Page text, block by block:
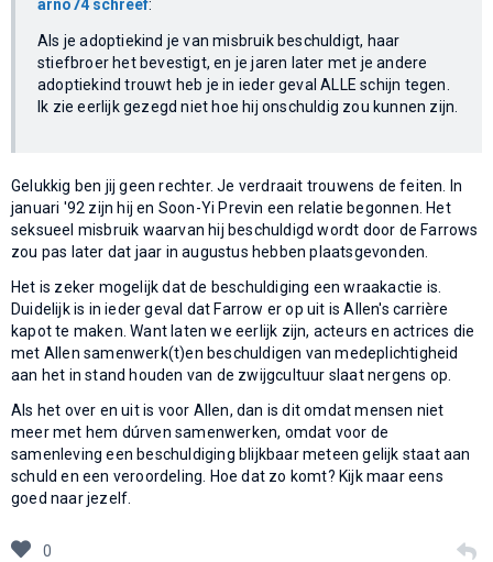
arno74 schreef:
Als je adoptiekind je van misbruik beschuldigt, haar
stiefbroer het bevestigt, en je jaren later met je andere
adoptiekind trouwt heb je in ieder geval ALLE schijn tegen.
Ik zie eerlijk gezegd niet hoe hij onschuldig zou kunnen zijn.
Gelukkig ben jij geen rechter. Je verdraait trouwens de feiten. In
januari '92 zijn hij en Soon-Yi Previn een relatie begonnen. Het
seksueel misbruik waarvan hij beschuldigd wordt door de Farrows
zou pas later dat jaar in augustus hebben plaatsgevonden.
Het is zeker mogelijk dat de beschuldiging een wraakactie is.
Duidelijk is in ieder geval dat Farrow er op uit is Allen's carrière
kapot te maken. Want laten we eerlijk zijn, acteurs en actrices die
met Allen samenwerk(t)en beschuldigen van medeplichtigheid
aan het in stand houden van de zwijgcultuur slaat nergens op.
Als het over en uit is voor Allen, dan is dit omdat mensen niet
meer met hem dúrven samenwerken, omdat voor de
samenleving een beschuldiging blijkbaar meteen gelijk staat aan
schuld en een veroordeling. Hoe dat zo komt? Kijk maar eens
goed naar jezelf.
0